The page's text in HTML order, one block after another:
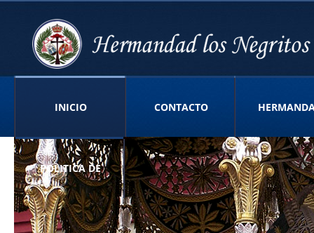
INICIO CONTACTO
POLITICA DE
PRIVACIDAD APP